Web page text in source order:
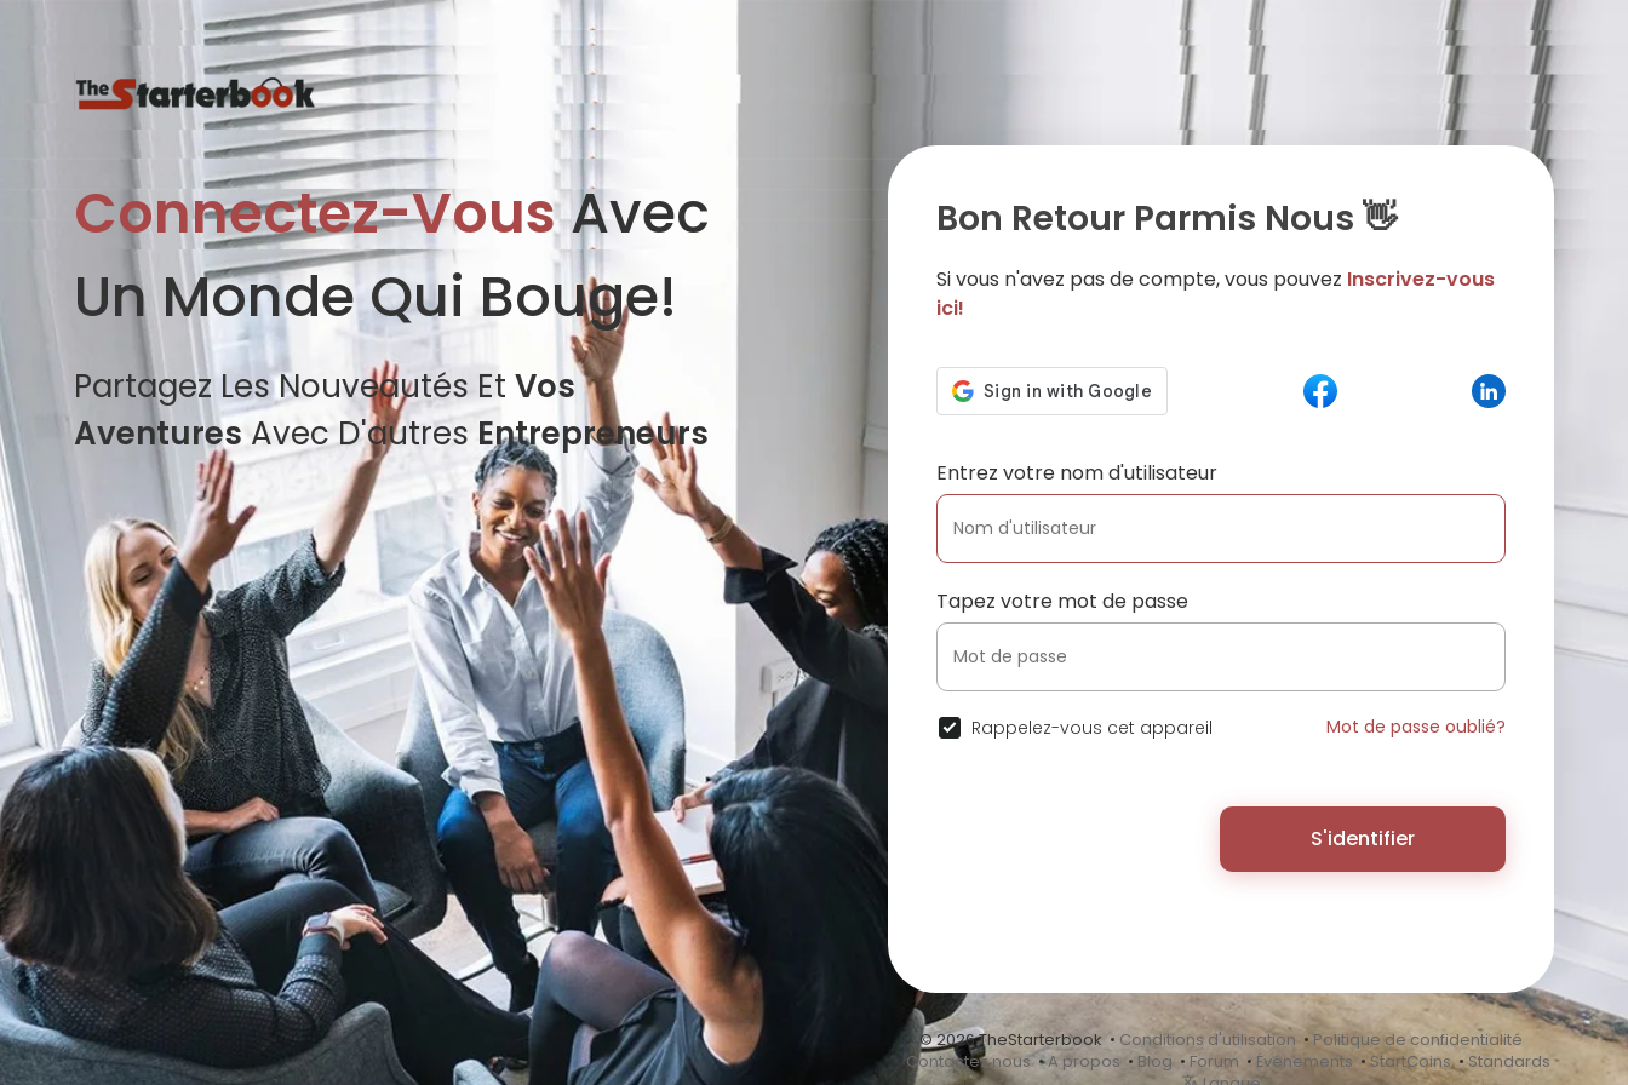
Connectez-VousAvec
Un Monde Qui Bouge!
Partagez Les Nouveautés Et Vos
Aventures Avec D'autres Entrepreneurs
Bon Retour Parmis Nous 👋
Si vous n'avez pas de compte, vous pouvez Inscrivez-vous
ici!
Entrez votre nom d'utilisateur
Tapez votre mot de passe
Rappelez-vous cet appareil Mot de passe oublié?
S'identifier
© 2026 TheStarterbook • Conditions d'utilisation • Politique de confidentialité
•Contactez nous•A propos•Blog • Forum • Événements • StartCoins•Standards